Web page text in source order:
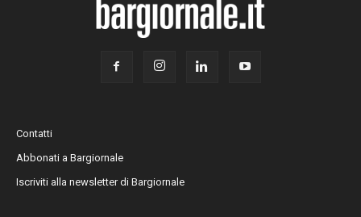
Contatti
Abbonati a Bargiornale
Iscriviti alla newsletter di Bargiornale